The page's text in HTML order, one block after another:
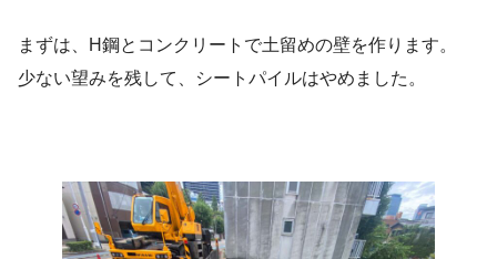
まずは、H鋼とコンクリートで土留めの壁を作ります。
少ない望みを残して、シートパイルはやめました。